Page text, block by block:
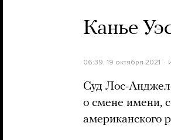
Канье
06:39, 19 октября 2021
Суд Лос-
о смене имени,
американского